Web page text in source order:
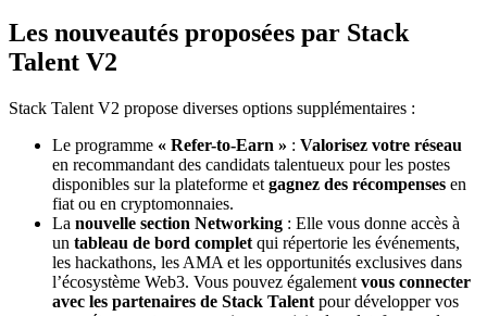
Les nouveautés proposées par Stack
Talent V2
Stack Talent V2 propose diverses options supplémentaires :
Le programme « Refer-to-Earn » : Valorisez votre réseau
en recommandant des candidats talentueux pour les postes
disponibles sur la plateforme et gagnez des récompenses en
fiat ou en cryptomonnaies.
La nouvelle section Networking : Elle vous donne accès à
un tableau de bord complet qui répertorie les événements,
les hackathons, les AMA et les opportunités exclusives dans
l’écosystème Web3. Vous pouvez également vous connecter
avec les partenaires de Stack Talent pour développer vos